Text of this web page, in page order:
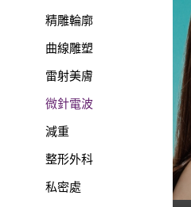
精雕輪廓
曲線雕塑
雷射美膚
微針電波
減重
整形外科
私密處